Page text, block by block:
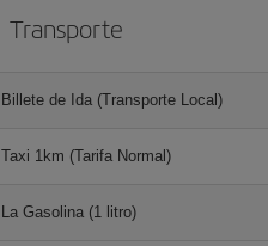
Transporte
Billete de Ida (Transporte Local)
Taxi 1km (Tarifa Normal)
La Gasolina (1 litro)